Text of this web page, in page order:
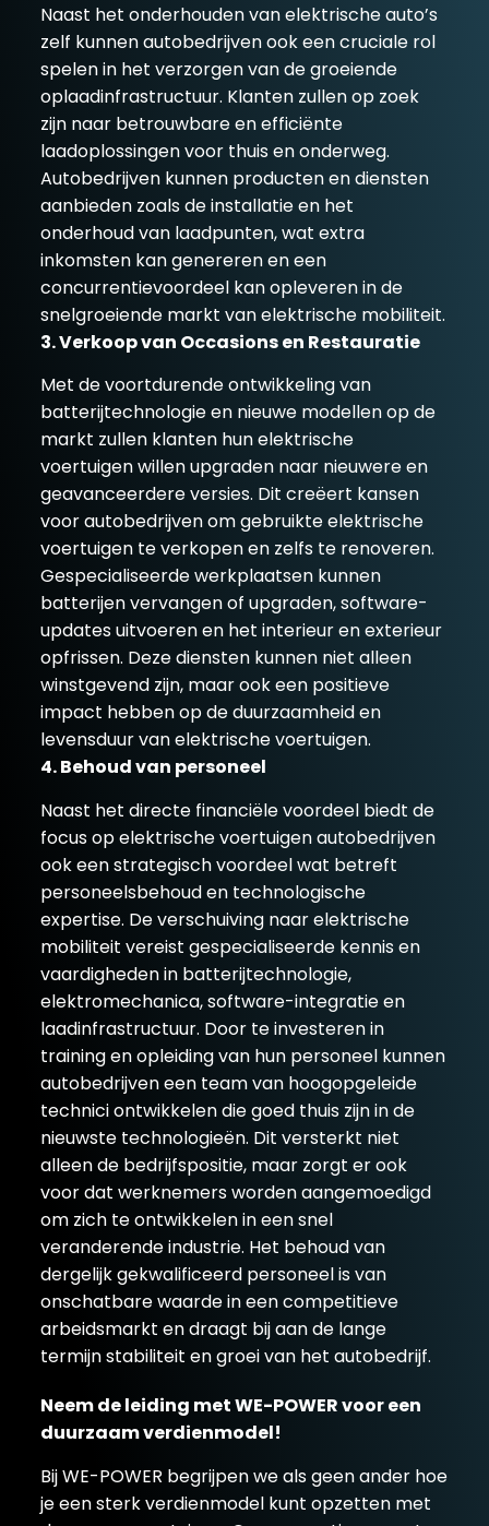
Naast het onderhouden van elektrische auto’s
zelf kunnen autobedrijven ook een cruciale rol
spelen in het verzorgen van de groeiende
oplaadinfrastructuur. Klanten zullen op zoek
zijn naar betrouwbare en efficiënte
laadoplossingen voor thuis en onderweg.
Autobedrijven kunnen producten en diensten
aanbieden zoals de installatie en het
onderhoud van laadpunten, wat extra
inkomsten kan genereren en een
concurrentievoordeel kan opleveren in de
snelgroeiende markt van elektrische mobiliteit.
3. Verkoop van Occasions en Restauratie
Met de voortdurende ontwikkeling van
batterijtechnologie en nieuwe modellen op de
markt zullen klanten hun elektrische
voertuigen willen upgraden naar nieuwere en
geavanceerdere versies. Dit creëert kansen
voor autobedrijven om gebruikte elektrische
voertuigen te verkopen en zelfs te renoveren.
Gespecialiseerde werkplaatsen kunnen
batterijen vervangen of upgraden, software-
updates uitvoeren en het interieur en exterieur
opfrissen. Deze diensten kunnen niet alleen
winstgevend zijn, maar ook een positieve
impact hebben op de duurzaamheid en
levensduur van elektrische voertuigen.
4. Behoud van personeel
Naast het directe financiële voordeel biedt de
focus op elektrische voertuigen autobedrijven
ook een strategisch voordeel wat betreft
personeelsbehoud en technologische
expertise. De verschuiving naar elektrische
mobiliteit vereist gespecialiseerde kennis en
vaardigheden in batterijtechnologie,
elektromechanica, software-integratie en
laadinfrastructuur. Door te investeren in
training en opleiding van hun personeel kunnen
autobedrijven een team van hoogopgeleide
technici ontwikkelen die goed thuis zijn in de
nieuwste technologieën. Dit versterkt niet
alleen de bedrijfspositie, maar zorgt er ook
voor dat werknemers worden aangemoedigd
om zich te ontwikkelen in een snel
veranderende industrie. Het behoud van
dergelijk gekwalificeerd personeel is van
onschatbare waarde in een competitieve
arbeidsmarkt en draagt bij aan de lange
termijn stabiliteit en groei van het autobedrijf.
Neem de leiding met WE-POWER voor een
duurzaam verdienmodel!
Bij WE-POWER begrijpen we als geen ander hoe
je een sterk verdienmodel kunt opzetten met